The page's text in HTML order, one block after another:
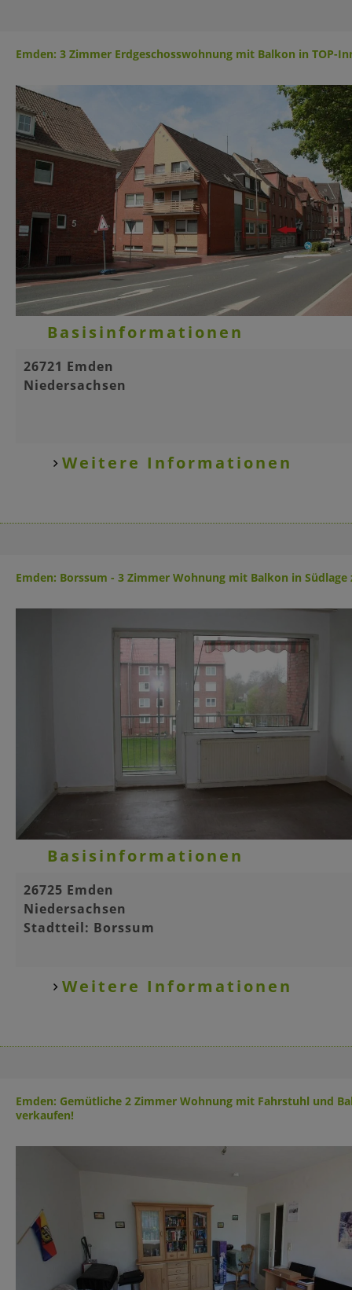
Emden: 3 Zimmer Erdgeschosswohnung mit Balkon in TOP-
Basisinformationen
26721 Emden
Niedersachsen
Weitere Informationen
Emden: Borssum - 3 Zimmer Wohnung mit Balkon in
Basisinformationen
26725 Emden
Niedersachsen
Stadtteil: Borssum
Weitere Informationen
Emden: Gemütliche 2 Zimmer Wohnung mit Fahrstuhl und
verkaufen!